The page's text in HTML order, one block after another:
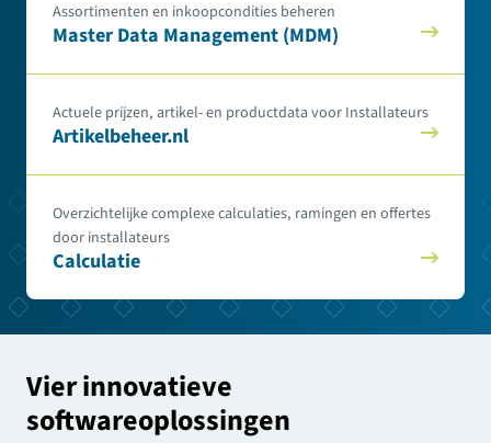
Assortimenten en inkoopcondities beheren
Master Data Management (MDM)
Actuele prijzen, artikel- en productdata voor Installateurs
Artikelbeheer.nl
Overzichtelijke complexe calculaties, ramingen en offertes
door installateurs
Calculatie
Vier innovatieve
softwareoplossingen